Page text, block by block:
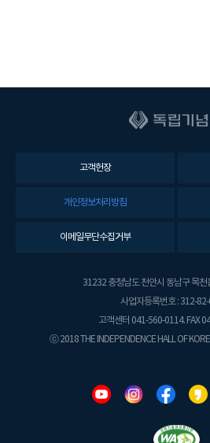
고객헌장
개인정보처리방침
이메일무단수집거부
31232 충청남도 천안시 동남구 목천
사업자등록번호 : 312-
고객센터 041-560-0114. FAX
ⓒ 2018 THE INDEPENDENCE HALL OF